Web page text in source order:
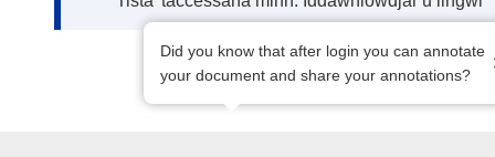
Did you know that after login you can annotate
your document and share your annotations?